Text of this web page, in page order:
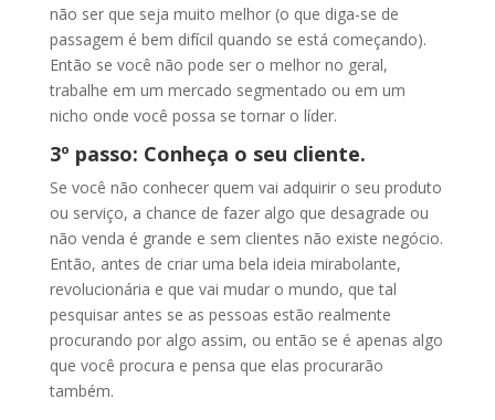
não ser que seja muito melhor (o que diga-se de
passagem é bem difícil quando se está começando).
Então se você não pode ser o melhor no geral,
trabalhe em um mercado segmentado ou em um
nicho onde você possa se tornar o líder.
3º passo: Conheça o seu cliente.
Se você não conhecer quem vai adquirir o seu produto
ou serviço, a chance de fazer algo que desagrade ou
não venda é grande e sem clientes não existe negócio.
Então, antes de criar uma bela ideia mirabolante,
revolucionária e que vai mudar o mundo, que tal
pesquisar antes se as pessoas estão realmente
procurando por algo assim, ou então se é apenas algo
que você procura e pensa que elas procurarão
também.